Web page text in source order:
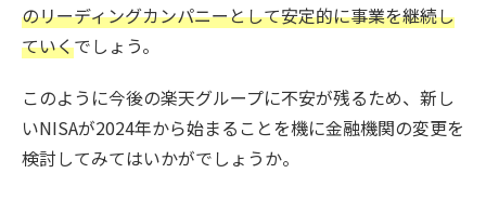
のリーディングカンパニーとして安定的に事業を継続し
ていくでしょう。
このように今後の楽天グループに不安が残るため、新し
いNISAが2024年から始まることを機に金融機関の変更を
検討してみてはいかがでしょうか。